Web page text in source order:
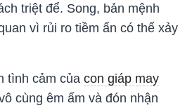
triệt để. Song, bản mệnh
vì rủi ro tiềm ẩn có thể xảy
tình cảm của con giáp may
cùng êm ấm và đón nhận